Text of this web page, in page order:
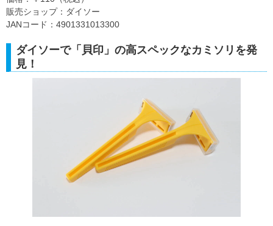
販売ショップ：ダイソー
JANコード：4901331013300
ダイソーで「貝印」の高スペックなカミソリを発
見！